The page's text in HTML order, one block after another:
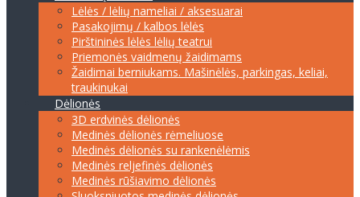
Lėlės / lėlių nameliai / aksesuarai
Pasakojimų / kalbos lėlės
Pirštininės lėlės lėlių teatrui
Priemonės vaidmenų žaidimams
Žaidimai berniukams. Mašinėlės, parkingas, keliai,
traukinukai
Dėlionės
3D erdvinės dėlionės
Medinės dėlionės rėmeliuose
Medinės dėlionės su rankenėlėmis
Medinės reljefinės dėlionės
Medinės rūšiavimo dėlionės